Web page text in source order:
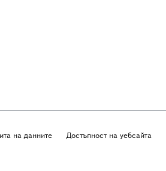
на данните Достъпност на уебсайта